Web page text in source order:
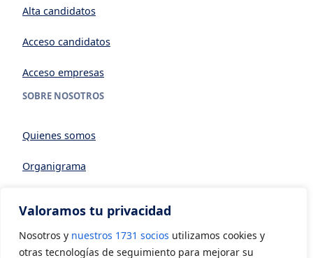
Valoramos tu privacidad
Nosotros y nuestros 1731 socios utilizamos cookies y
otras tecnologías de seguimiento para mejorar su
Alta candidatos
Acceso candidatos
Acceso empresas
SOBRE NOSOTROS
Quienes somos
Organigrama
Asociarse a AVIA
CONTACTO